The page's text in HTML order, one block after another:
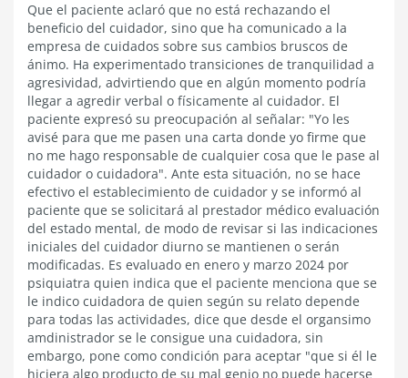
Que el paciente aclaró que no está rechazando el
beneficio del cuidador, sino que ha comunicado a la
empresa de cuidados sobre sus cambios bruscos de
ánimo. Ha experimentado transiciones de tranquilidad a
agresividad, advirtiendo que en algún momento podría
llegar a agredir verbal o físicamente al cuidador. El
paciente expresó su preocupación al señalar: "Yo les
avisé para que me pasen una carta donde yo firme que
no me hago responsable de cualquier cosa que le pase al
cuidador o cuidadora". Ante esta situación, no se hace
efectivo el establecimiento de cuidador y se informó al
paciente que se solicitará al prestador médico evaluación
del estado mental, de modo de revisar si las indicaciones
iniciales del cuidador diurno se mantienen o serán
modificadas. Es evaluado en enero y marzo 2024 por
psiquiatra quien indica que el paciente menciona que se
le indico cuidadora de quien según su relato depende
para todas las actividades, dice que desde el organsimo
amdinistrador se le consigue una cuidadora, sin
embargo, pone como condición para aceptar "que si él le
hiciera algo producto de su mal genio no puede hacerse